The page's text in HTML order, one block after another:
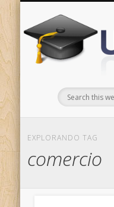
EXPLORANDO TAG
comercio